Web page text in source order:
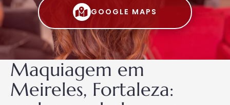
GOOGLE MAPS
Maquiagem em
Meireles, Fortaleza: